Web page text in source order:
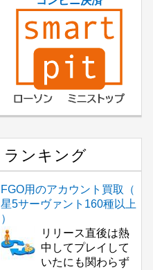
ランキング
FGO用のアカウント買取（
星5サーヴァント160種以上
）
リリース直後は熱
中してプレイして
いたにも関わらず